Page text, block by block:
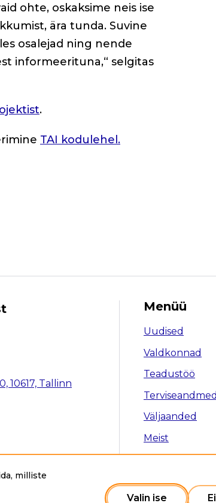
ohte, oskaksime neis ise
ära tunda. Suvine
osalejad ning nende
informeerituna,“ selgitas
.
TAI kodulehel.
10617, Tallinn
Menüü
Uudised
Valdkonnad
Teadustöö
Terviseandmed
Väljaanded
Meist
milliste
Valin ise